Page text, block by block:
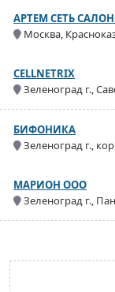
АРТЕМ СЕТЬ
Москва,
CELLNETRIX
Зеленоград г.,
БИФОНИКА
Зеленоград г.,
МАРИОН ООО
Зеленоград г.,